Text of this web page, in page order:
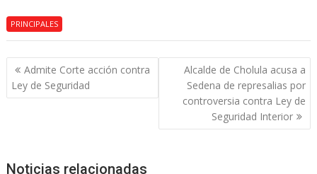
PRINCIPALES
Navegación
de
entradas
Admite Corte acción contra
Ley de Seguridad
Alcalde de Cholula acusa a
Sedena de represalias por
controversia contra Ley de
Seguridad Interior
Noticias relacionadas